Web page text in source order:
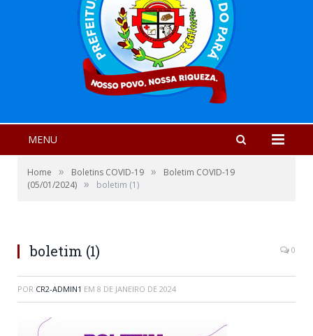
MENU
Home » Boletins COVID-19 »
Boletim COVID-19
(05/01/2024) » boletim (1)
boletim (1) 0
POR CR2-ADMIN1 EM 8 DE JANEIRO DE 2024